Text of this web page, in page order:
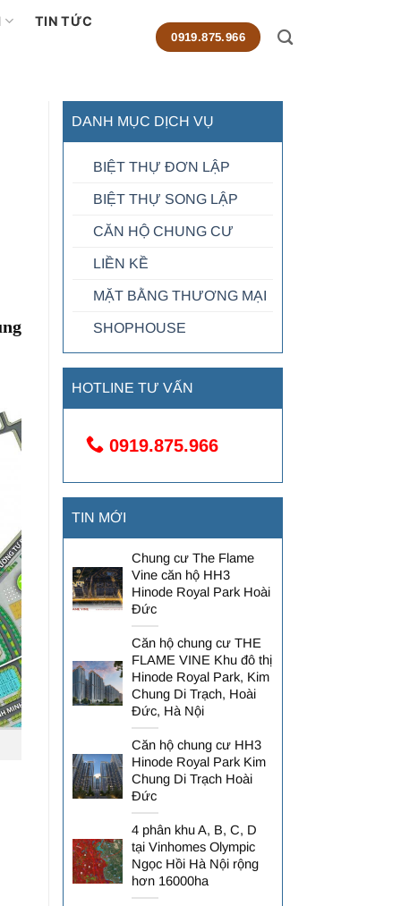
TIN TỨC
0919.875.966
DANH MỤC DỊCH VỤ
BIỆT THỰ ĐƠN LẬP
BIỆT THỰ SONG LẬP
CĂN HỘ CHUNG CƯ
LIỀN KỀ
MẶT BẰNG THƯƠNG MẠI
SHOPHOUSE
HOTLINE TƯ VẤN
0919.875.966
TIN MỚI
Chung cư The Flame
Vine căn hộ HH3
Hinode Royal Park Hoài
Đức
Căn hộ chung cư THE
FLAME VINE Khu đô thị
Hinode Royal Park, Kim
Chung Di Trạch, Hoài
Đức, Hà Nội
Căn hộ chung cư HH3
Hinode Royal Park Kim
Chung Di Trạch Hoài
Đức
4 phân khu A, B, C, D
tại Vinhomes Olympic
Ngọc Hồi Hà Nội rộng
hơn 16000ha